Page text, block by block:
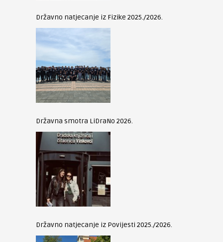
Državno natjecanje iz Fizike 2025./2026.
Državna smotra LiDraNo 2026.
Državno natjecanje iz Povijesti 2025./2026.